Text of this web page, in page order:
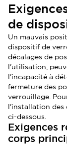
de
Un mauvais
dispositif de
décalages de
l'utilisation,
l'incapacité à
fermeture des
verrouillage.
l'installation des
ci-dessous.
Exigences
corps